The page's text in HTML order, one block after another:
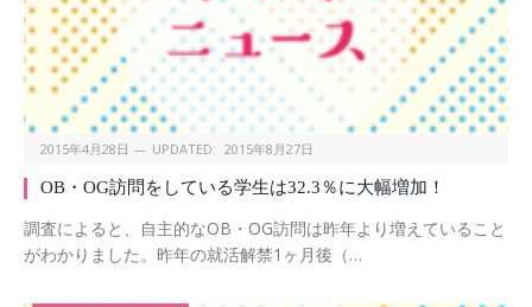
2015年4月28日 UPDATED: 2015年8月27日
OB・OG訪問をしている学生は32.3％に大幅増加！
調査によると、自主的なOB・OG訪問は昨年より増えていること
がわかりました。昨年の就活解禁1ヶ月後（…